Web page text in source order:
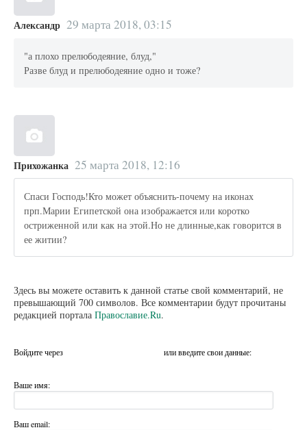
Александр 29 марта 2018, 03:15
"а плохо прелюбодеяние, блуд,"
Разве блуд и прелюбодеяние одно и тоже?
Прихожанка 25 марта 2018, 12:16
Спаси Господь!Кто может объяснить-почему на иконах
прп.Марии Египетской она изображается или коротко
остриженной или как на этой.Но не длинные,как говорится в
ее житии?
Здесь вы можете оставить к данной статье свой комментарий, не
превышающий 700 символов. Все комментарии будут прочитаны
редакцией портала Православие.Ru.
Войдите через или введите свои данные:
Ваше имя:
Ваш email: